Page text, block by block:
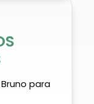
para